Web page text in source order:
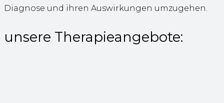
Diagnose und ihren Auswirkungen umzugehen.
unsere Therapieangebote: